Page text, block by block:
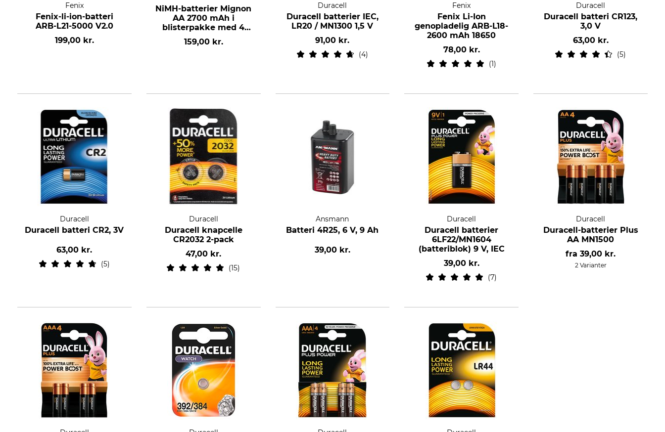
Fenix
Fenix-li-ion-batteri
ARB-L21-5000 V2.0
199,00 kr.
NiMH-batterier Mignon
AA 2700 mAh i
blisterpakke med 4
stk.
159,00 kr.
Duracell
Duracell batterier IEC,
LR20 / MN1300 1,5 V
91,00 kr.
4
Fenix
Fenix Li-Ion
genopladelig ARB-L18-
2600 mAh 18650
78,00 kr.
1
Duracell
Duracell batteri CR123,
3,0 V
63,00 kr.
5
Duracell
Duracell batteri CR2, 3V
63,00 kr.
5
Duracell
Duracell knapcelle
CR2032 2-pack
47,00 kr.
15
Ansmann
Batteri 4R25, 6 V, 9 Ah
39,00 kr.
Duracell
Duracell batterier
6LF22/MN1604
(batteriblok) 9 V, IEC
39,00 kr.
7
Duracell
Duracell-batterier Plus
AA MN1500
fra39,00 kr.
2 Varianter